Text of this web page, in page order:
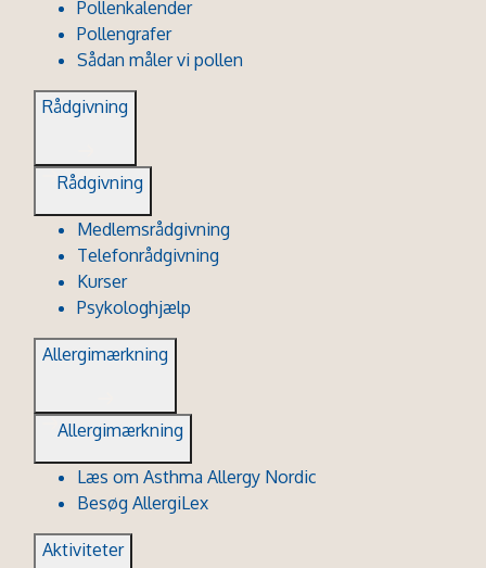
Pollenkalender
Pollengrafer
Sådan måler vi pollen
Rådgivning
Rådgivning
Medlemsrådgivning
Telefonrådgivning
Kurser
Psykologhjælp
Allergimærkning
Allergimærkning
Læs om Asthma Allergy Nordic
Besøg AllergiLex
Aktiviteter